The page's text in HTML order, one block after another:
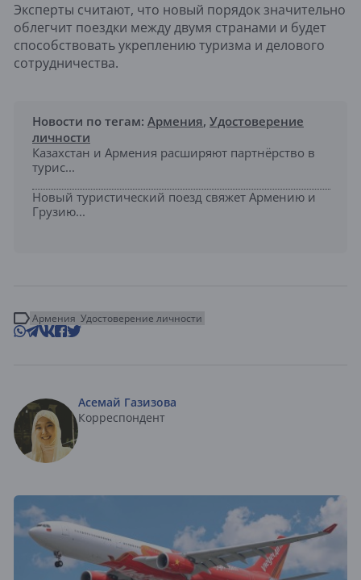
Эксперты считают, что новый порядок значительно
облегчит поездки между двумя странами и будет
способствовать укреплению туризма и делового
сотрудничества.
Новости по тегам: Армения, Удостоверение
личности
Казахстан и Армения расширяют партнёрство в
турис...
Новый туристический поезд свяжет Армению и
Грузию...
Армения Удостоверение личности
Асемай Газизова
Корреспондент